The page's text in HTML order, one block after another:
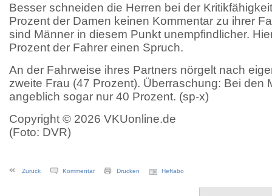
Besser schneiden die Herren bei der
Prozent der Damen keinen Kommentar zu ihrer
sind Männer in diesem Punkt unempfindlicher.
Prozent der Fahrer einen Spruch.
An der Fahrweise ihres Partners nörgelt nach
zweite Frau (47 Prozent). Überraschung: Bei den
angeblich sogar nur 40 Prozent. (sp-x)
Copyright © 2026 VKUonline.de
(Foto: DVR)
Zurück Kommentar Drucken Heftabo